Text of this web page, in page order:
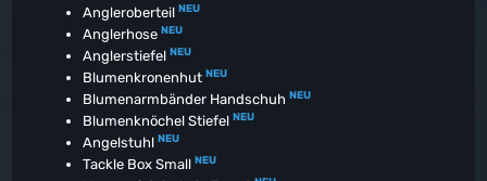
Angleroberteil NEU
Anglerhose NEU
Anglerstiefel NEU
Blumenkronenhut NEU
Blumenarmbänder Handschuh NEU
Blumenknöchel Stiefel NEU
Angelstuhl NEU
Tackle Box Small NEU